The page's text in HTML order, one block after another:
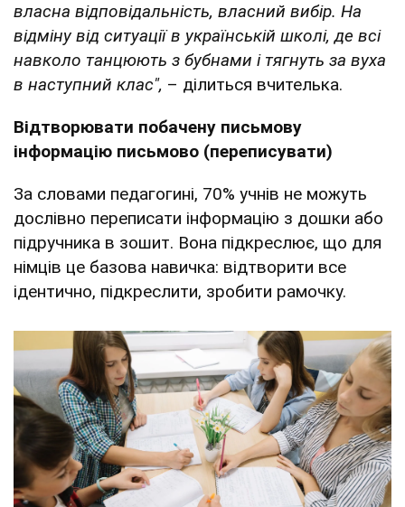
власна відповідальність, власний вибір. На
відміну від ситуації в українській школі, де всі
навколо танцюють з бубнами і тягнуть за вуха
в наступний клас", – ділиться вчителька.
Відтворювати побачену письмову
інформацію письмово (переписувати)
За словами педагогині, 70% учнів не можуть
дослівно переписати інформацію з дошки або
підручника в зошит. Вона підкреслює, що для
німців це базова навичка: відтворити все
ідентично, підкреслити, зробити рамочку.